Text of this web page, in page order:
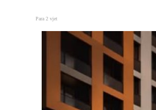
Para 2 vjet